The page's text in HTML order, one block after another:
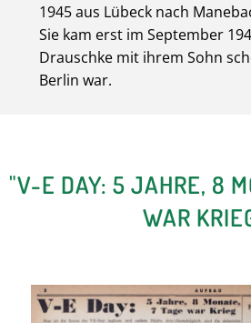
1945 aus Lübeck nach
Sie kam erst im September
Drauschke mit ihrem Sohn
Berlin war.
"V-E DAY: 5 JAHRE, 8
WAR